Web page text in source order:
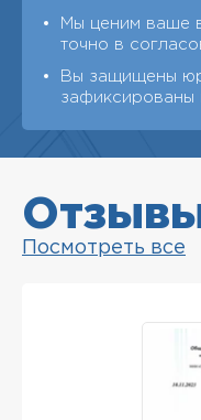
Мы ценим ваше
точно в
Вы защищены
зафиксированы
Посмотреть все